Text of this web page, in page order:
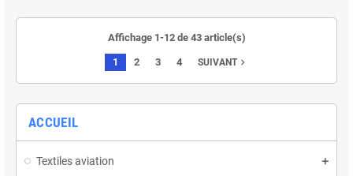
ACCUEIL
Textiles aviation
Affichage 1-12 de 43 article(s)
1 2 3 4 SUIVANTnavigate_next